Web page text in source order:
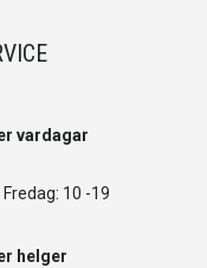
vardagar
10 -19
helger